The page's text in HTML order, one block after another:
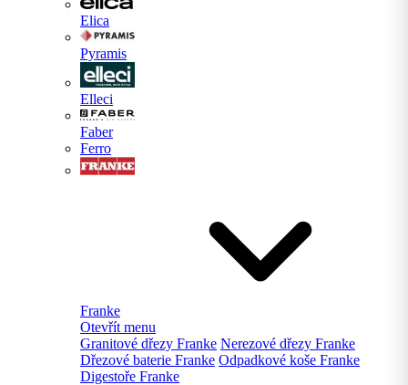
Elica
Pyramis
Elleci
Faber
Ferro
Franke
Otevřít menu
Granitové dřezy Franke Nerezové dřezy Franke
Dřezové baterie Franke Odpadkové koše Franke
Digestoře Franke